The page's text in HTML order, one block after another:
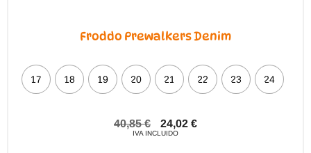
Froddo Prewalkers Denim
17 18 19 20 21 22 23 24
40,85€ 24,02 €
IVA INCLUIDO